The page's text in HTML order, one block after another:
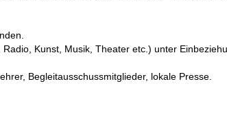
Kunst, Musik, Theater etc.) unter
Begleitausschussmitglieder, lokale Presse.